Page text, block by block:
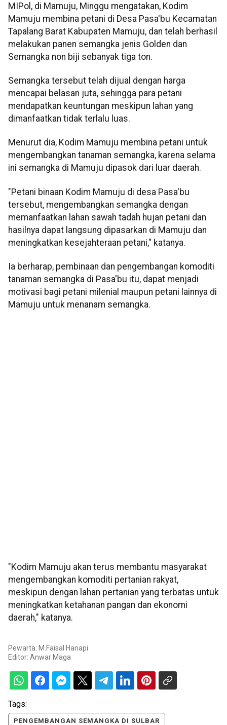
MIPol, di Mamuju, Minggu mengatakan, Kodim
Mamuju membina petani di Desa Pasa'bu Kecamatan
Tapalang Barat Kabupaten Mamuju, dan telah berhasil
melakukan panen semangka jenis Golden dan
Semangka non biji sebanyak tiga ton.
Semangka tersebut telah dijual dengan harga
mencapai belasan juta, sehingga para petani
mendapatkan keuntungan meskipun lahan yang
dimanfaatkan tidak terlalu luas.
Menurut dia, Kodim Mamuju membina petani untuk
mengembangkan tanaman semangka, karena selama
ini semangka di Mamuju dipasok dari luar daerah.
"Petani binaan Kodim Mamuju di desa Pasa'bu
tersebut, mengembangkan semangka dengan
memanfaatkan lahan sawah tadah hujan petani dan
hasilnya dapat langsung dipasarkan di Mamuju dan
meningkatkan kesejahteraan petani," katanya.
Ia berharap, pembinaan dan pengembangan komoditi
tanaman semangka di Pasa'bu itu, dapat menjadi
motivasi bagi petani milenial maupun petani lainnya di
Mamuju untuk menanam semangka.
"Kodim Mamuju akan terus membantu masyarakat
mengembangkan komoditi pertanian rakyat,
meskipun dengan lahan pertanian yang terbatas untuk
meningkatkan ketahanan pangan dan ekonomi
daerah," katanya.
Pewarta: M.Faisal Hanapi
Editor: Anwar Maga
Tags:
PENGEMBANGAN SEMANGKA DI SULBAR